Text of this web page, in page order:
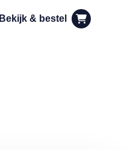
Bekijk & bestel